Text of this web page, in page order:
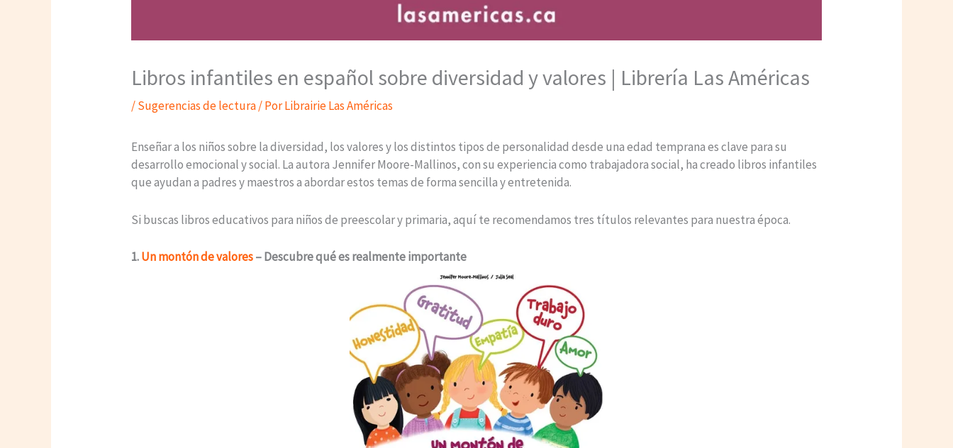
Libros infantiles en español sobre diversidad y valores | Librería Las Américas
/Sugerencias de lectura/ PorLibrairie Las Américas
Enseñar a los niños sobre la diversidad, los valores y los distintos tipos de personalidad desde una edad temprana es clave para su
desarrollo emocional y social. La autora Jennifer Moore-Mallinos, con su experiencia como trabajadora social, ha creado libros infantiles
que ayudan a padres y maestros a abordar estos temas de forma sencilla y entretenida.
Si buscas libros educativos para niños de preescolar y primaria, aquí te recomendamos tres títulos relevantes para nuestra época.
1.Un montón de valores– Descubre qué es realmente importante